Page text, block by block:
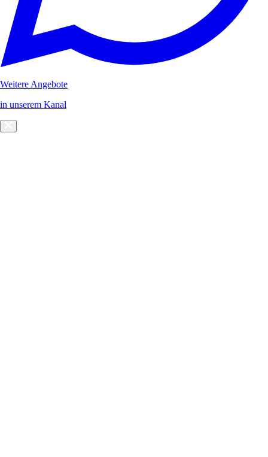
Weitere Angebote
in unserem Kanal